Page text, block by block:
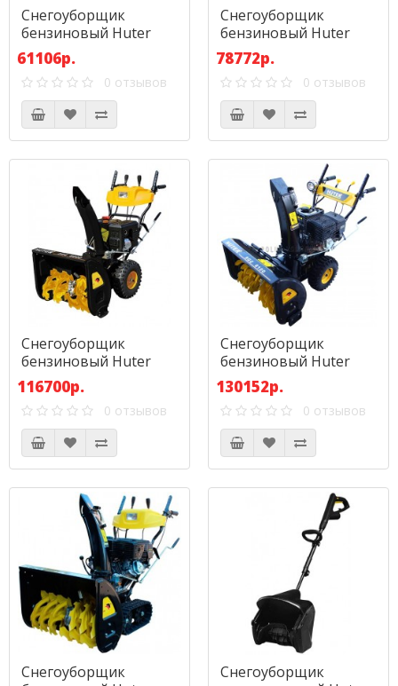
Снегоуборщик
бензиновый Huter
SGC 4100
61106р.
0 отзывов
Снегоуборщик
бензиновый Huter
SGC 4800
78772р.
0 отзывов
Снегоуборщик
бензиновый Huter
SGC 6000
116700р.
0 отзывов
Снегоуборщик
бензиновый Huter
SGC 8100
130152р.
0 отзывов
Снегоуборщик
Снегоуборщик